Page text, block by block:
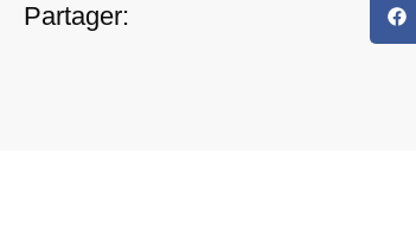
Partager: